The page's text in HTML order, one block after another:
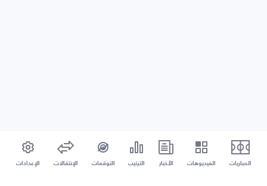
المباريات الفيديوهات الأخبار الترتيب التوقعات الإنتقالات الإعدادات